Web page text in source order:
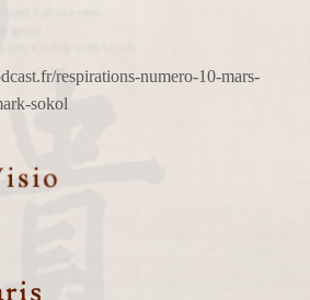
respirations-numero-10-mars-
sokol